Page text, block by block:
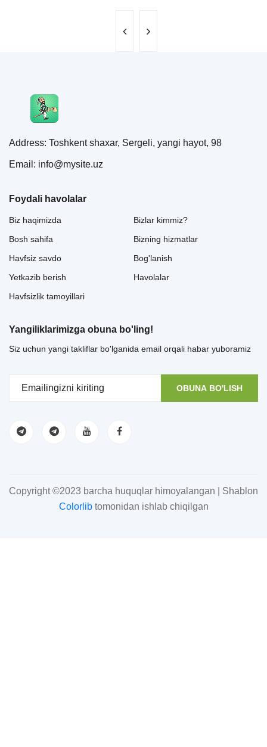
Address: Toshkent shaxar, Sergeli, yangi hayot, 98
Email: info@mysite.uz
Foydali havolalar
Biz haqimizda
Bosh sahifa
Havfsiz savdo
Yetkazib berish
Havfsizlik tamoyillari
Bizlar kimmiz?
Bizning hizmatlar
Bog'lanish
Havolalar
Yangiliklarimizga obuna bo'ling!
Siz uchun yangi takliflar bo'lganida email orqali habar yuboramiz
OBUNA BO'LISH
Copyright ©2023 barcha huquqlar himoyalangan | Shablon
Colorlibtomonidan ishlab chiqilgan